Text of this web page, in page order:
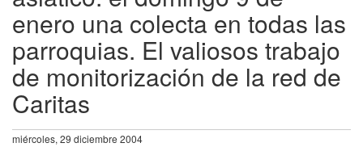
enero una colecta en todas las
parroquias. El valiosos trabajo
de monitorización de la red de
Caritas
miércoles, 29 diciembre 2004